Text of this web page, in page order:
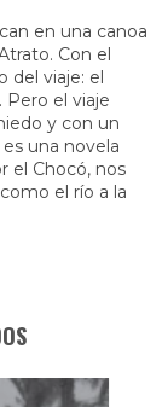
en una canoa
Con el
del viaje: el
el viaje
y con un
una novela
el Chocó, nos
el río a la